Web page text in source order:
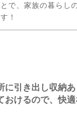
で、家族の暮らし
！
に引き出し収納
おけるので、快